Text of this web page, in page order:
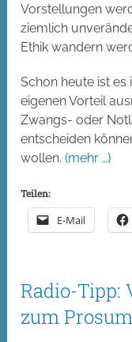
Vorstellungen
ziemlich
Ethik wandern
Schon heute ist es
eigenen Vorteil
Zwangs- oder
entscheiden
wollen.(mehr …)
Teilen:
E-Mail
Radio-Tipp:
zum